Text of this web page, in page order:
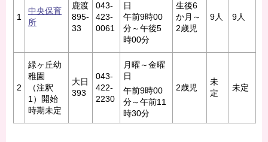
1
中央保育
所
鹿渡
895-
33
043-
423-
0061
日
午前9時00
分～午後5
時00分
生後6
か月～
2歳児
9人 9人
2
緑ヶ丘幼
稚園
（注釈
1）開始
時期未定
大日
393
043-
422-
2230
月曜～金曜
日
午前9時00
分～午前11
時30分
2歳児
未
定
未定